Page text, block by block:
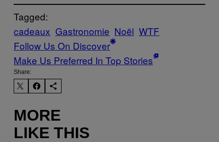
Tagged:
cadeaux Gastronomie Noël WTF
Follow Us On Discover
Make Us Preferred In Top Stories
Share:
MORE
LIKE THIS